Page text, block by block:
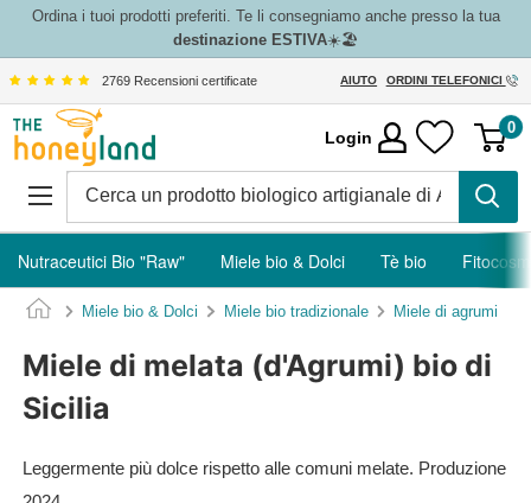
contenuto
Ordina i tuoi prodotti preferiti. Te li consegniamo anche presso la tua
destinazione ESTIVA☀️🏖️
2769 Recensioni certificate AIUTO ORDINI TELEFONICI
The
Honeyland
Login
0
Nutraceutici Bio "Raw" Miele bio & Dolci Tè bio
Miele bio & Dolci Miele bio tradizionale Miele di agrumi
Miele di melata (d'Agrumi) bio di
Sicilia
Leggermente più dolce rispetto alle comuni melate. Produzione